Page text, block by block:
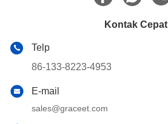
Kontak Cepat
Telp
86-133-8223-4953
E-mail
sales@graceet.com